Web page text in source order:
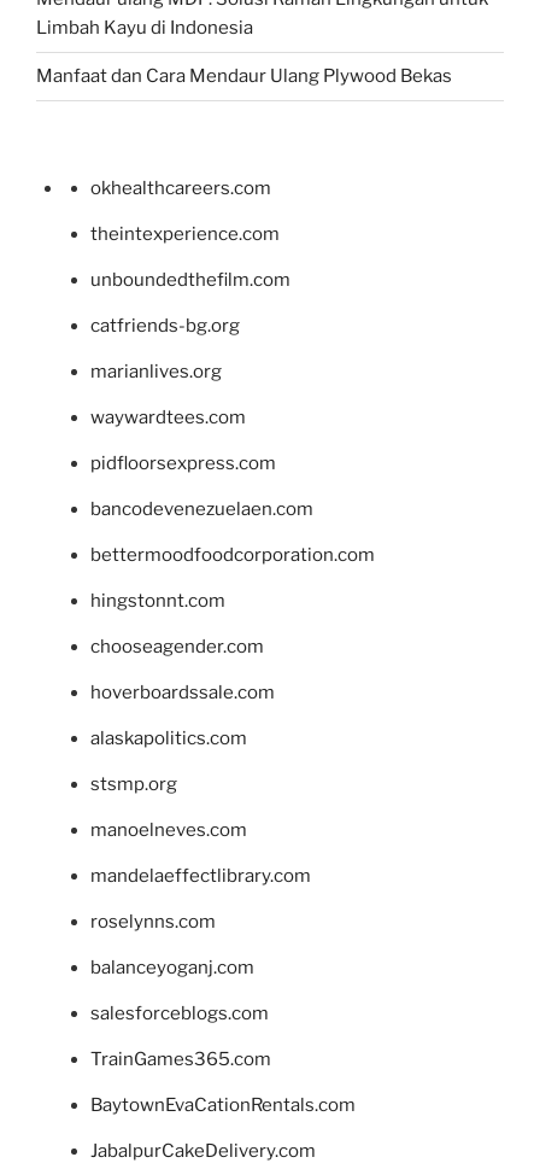
Limbah Kayu di Indonesia
Manfaat dan Cara Mendaur Ulang Plywood Bekas
okhealthcareers.com
theintexperience.com
unboundedthefilm.com
catfriends-bg.org
marianlives.org
waywardtees.com
pidfloorsexpress.com
bancodevenezuelaen.com
bettermoodfoodcorporation.com
hingstonnt.com
chooseagender.com
hoverboardssale.com
alaskapolitics.com
stsmp.org
manoelneves.com
mandelaeffectlibrary.com
roselynns.com
balanceyoganj.com
salesforceblogs.com
TrainGames365.com
BaytownEvaCationRentals.com
JabalpurCakeDelivery.com